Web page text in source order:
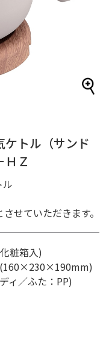
ケトル（サンド
Ｚ
せていただきます。
粧箱入)
ィ／ふた：PP)